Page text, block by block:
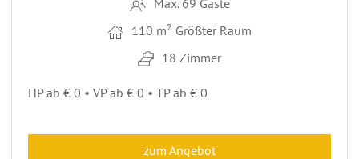
110 m2 Größter Raum
18 Zimmer
HP ab € 0 • VP ab € 0 • TP ab € 0
zum Angebot